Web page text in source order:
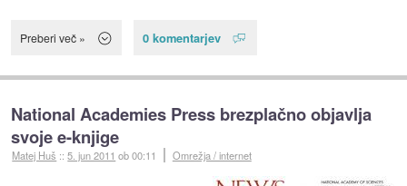
Preberi več » 0 komentarjev
National Academies Press brezplačno objavlja
svoje e-knjige
Matej Huš ::5. jun 2011 ob 00:11 Omrežja / internet